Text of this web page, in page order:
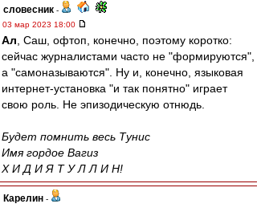
словесник -
03 мар 2023 18:00
Ал , Саш, офтоп, конечно, поэтому коротко:
сейчас журналистами часто не "формируются",
а "самоназываются". Ну и, конечно, языковая
интернет-установка "и так понятно" играет
свою роль. Не эпизодическую отнюдь.
Будет помнить весь Тунис
Имя гордое Вагиз
Х И Д И Я Т У Л Л И Н!
Карелин -